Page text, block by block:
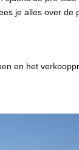
je alles over de
en het